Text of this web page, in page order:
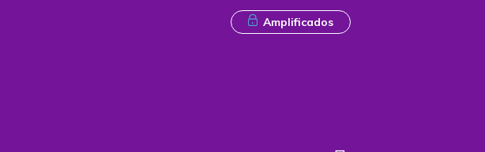
Amplificados